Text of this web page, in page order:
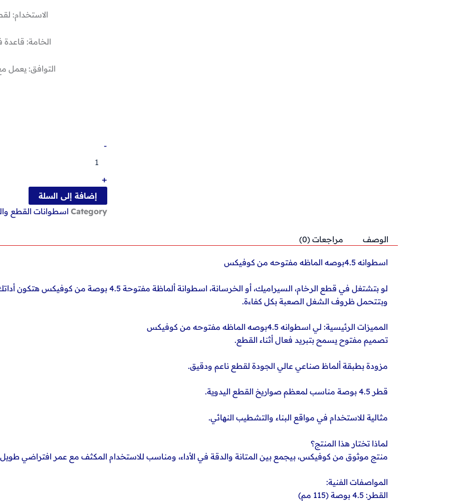
الاستخدام:
الخامة:
التوافق: يعمل
-
مفتوحه
من
كوفيكس
+
إضافة إلى السلة
Category اسطوانات القطع
الوصف مراجعات (0)
اسطوانه 4.5بوصه الماظه مفتوحه من كوفيكس
لو بتشتغل في قطع الرخام، السيراميك، أو الخرسانة،
وبتتحمل ظروف الشغل الصعبة بكل كفاءة.
المميزات الرئيسية: لي اسطوانه 4.5بوصه الماظه مفتوحه من كوفيكس
تصميم مفتوح يسمح بتبريد فعال أثناء القطع.
مزودة بطبقة ألماظ صناعي عالي الجودة لقطع ناعم ودقيق.
قطر 4.5 بوصة مناسب لمعظم صواريخ القطع اليدوية.
مثالية للاستخدام في مواقع البناء والتشطيب النهائي.
لماذا تختار هذا المنتج؟
منتج موثوق من كوفيكس، بيجمع بين المتانة والدقة في الأداء، ومناسب للاستخدام المكثف مع عمر افتراضي طويل
المواصفات الفنية:
القطر: 4.5 بوصة (115 مم)